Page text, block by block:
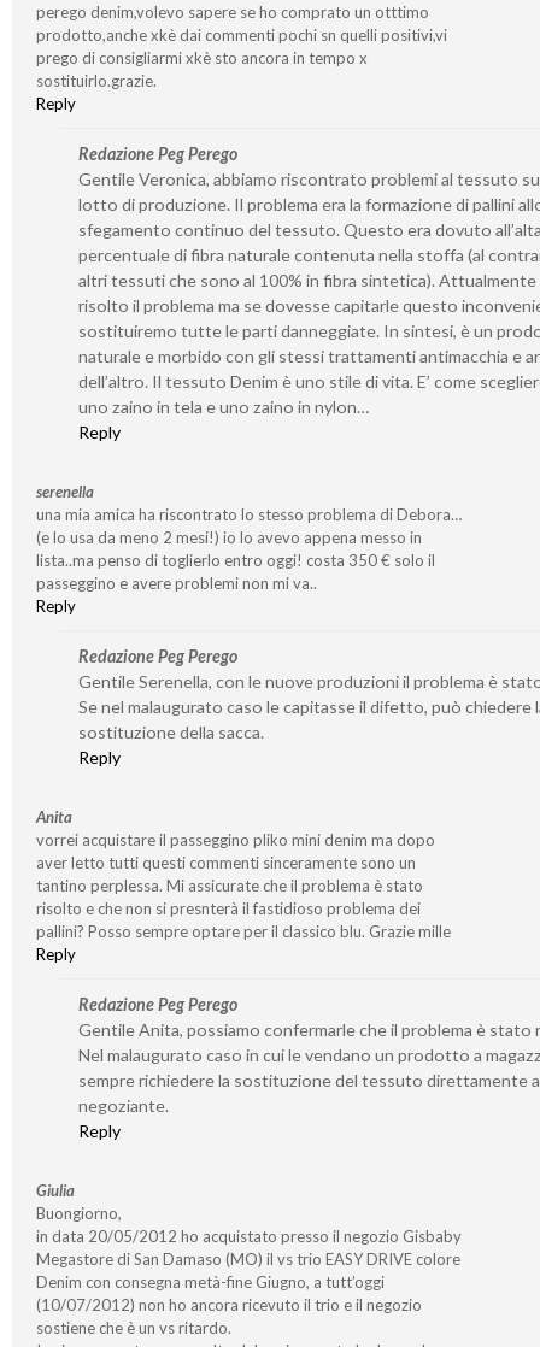
perego denim,volevo sapere se ho comprato un otttimo
prodotto,anche xkè dai commenti pochi sn quelli positivi,vi
prego di consigliarmi xkè sto ancora in tempo x
sostituirlo.grazie.
Reply
Redazione Peg Perego
Gentile Veronica, abbiamo riscontrato problemi al tessuto
lotto di produzione. Il problema era la formazione di pallini
sfegamento continuo del tessuto. Questo era dovuto
percentuale di fibra naturale contenuta nella stoffa (al
altri tessuti che sono al 100% in fibra sintetica). Attualmente
risolto il problema ma se dovesse capitarle questo
sostituiremo tutte le parti danneggiate. In sintesi, è un
naturale e morbido con gli stessi trattamenti antimacchia e
dell’altro. Il tessuto Denim è uno stile di vita. E’ come
uno zaino in tela e uno zaino in nylon…
Reply
serenella
una mia amica ha riscontrato lo stesso problema di Debora…
(e lo usa da meno 2 mesi!) io lo avevo appena messo in
lista..ma penso di toglierlo entro oggi! costa 350 € solo il
passeggino e avere problemi non mi va..
Reply
Redazione Peg Perego
Gentile Serenella, con le nuove produzioni il problema è
Se nel malaugurato caso le capitasse il difetto, può chiedere
sostituzione della sacca.
Reply
Anita
vorrei acquistare il passeggino pliko mini denim ma dopo
aver letto tutti questi commenti sinceramente sono un
tantino perplessa. Mi assicurate che il problema è stato
risolto e che non si presnterà il fastidioso problema dei
pallini? Posso sempre optare per il classico blu. Grazie mille
Reply
Redazione Peg Perego
Gentile Anita, possiamo confermarle che il problema è stato
Nel malaugurato caso in cui le vendano un prodotto a
sempre richiedere la sostituzione del tessuto direttamente
negoziante.
Reply
Giulia
Buongiorno,
in data 20/05/2012 ho acquistato presso il negozio Gisbaby
Megastore di San Damaso (MO) il vs trio EASY DRIVE colore
Denim con consegna metà-fine Giugno, a tutt’oggi
(10/07/2012) non ho ancora ricevuto il trio e il negozio
sostiene che è un vs ritardo.